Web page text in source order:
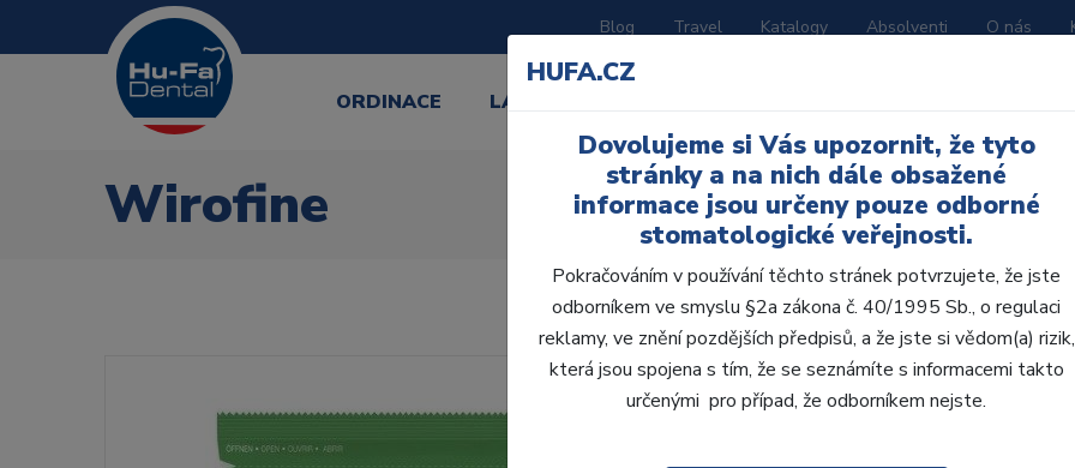
Blog Travel Katalogy Absolventi O nás
ORDINACE LABORATOŘ
Wirofine
Wirofine 6 kg
Univerzální velmi jemná zatmelovací
agarovými i silikonovými dublovacími
HUFA.CZ
Dovolujeme si Vás upozornit, že tyto
stránky a na nich dále obsažené
informace jsou určeny pouze odborné
stomatologické veřejnosti.
Pokračováním v používání těchto stránek potvrzujete, že jste
odborníkem ve smyslu §2a zákona č. 40/1995 Sb., o regulaci
reklamy, ve znění pozdějších předpisů, a že jste si vědom(a) rizik,
která jsou spojena s tím, že se seznámíte s informacemi takto
určenými pro případ, že odborníkem nejste.